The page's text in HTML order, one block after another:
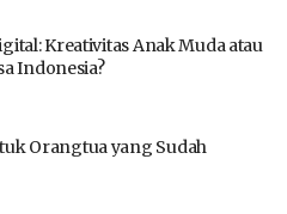
Kreativitas Anak Muda atau
Indonesia?
Orangtua yang Sudah